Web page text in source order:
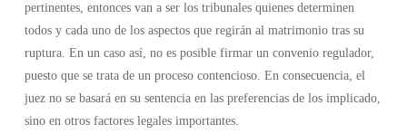
pertinentes, entonces van a ser los tribunales quienes determinen
todos y cada uno de los aspectos que regirán al matrimonio tras su
ruptura. En un caso así, no es posible firmar un convenio regulador,
puesto que se trata de un proceso contencioso. En consecuencia, el
juez no se basará en su sentencia en las preferencias de los implicado,
sino en otros factores legales importantes.